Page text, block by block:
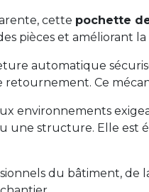
cette pochette
pièces et améliorant
automatique
retournement. Ce
environnements
une structure. Elle est
du bâtiment, de